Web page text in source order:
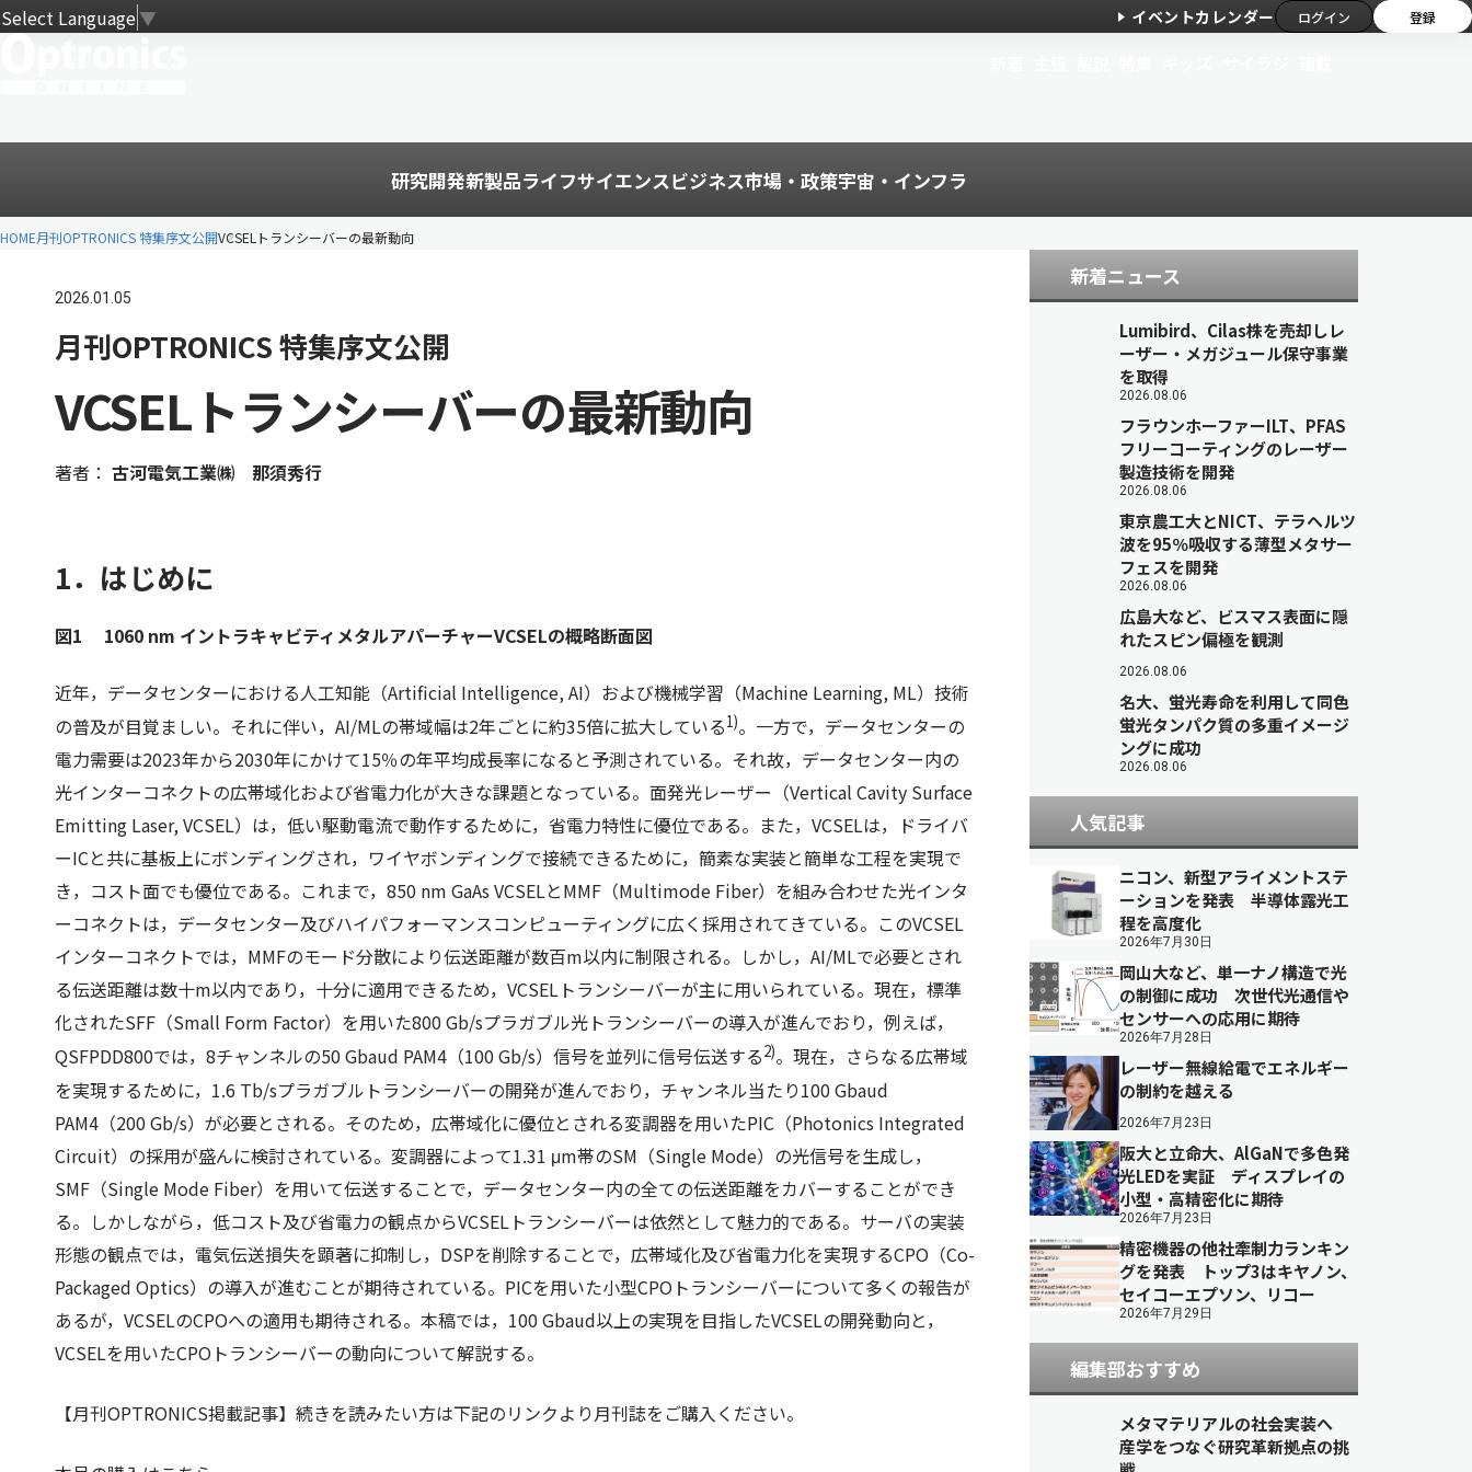
Select Language▼ イベントカレンダー ログイン 登録
研究開発新製品ライフサイエンスビジネス市場・政策宇宙・インフラ
HOME月刊OPTRONICS 特集序文公開VCSELトランシーバーの最新動向
2026.01.05
月刊OPTRONICS 特集序文公開
VCSELトランシーバーの最新動向
著者： 古河電気工業㈱ 那須秀行
1．はじめに
図1 1060 nm イントラキャビティメタルアパーチャーVCSELの概略断面図
近年，データセンターにおける人工知能（Artificial Intelligence, AI）および機械学習（Machine Learning, ML）技術
の普及が目覚ましい。それに伴い，AI/MLの帯域幅は2年ごとに約35倍に拡大している1)。一方で，データセンターの
電力需要は2023年から2030年にかけて15％の年平均成長率になると予測されている。それ故，データセンター内の
光インターコネクトの広帯域化および省電力化が大きな課題となっている。面発光レーザー（Vertical Cavity Surface
Emitting Laser, VCSEL）は，低い駆動電流で動作するために，省電力特性に優位である。また，VCSELは，ドライバ
ーICと共に基板上にボンディングされ，ワイヤボンディングで接続できるために，簡素な実装と簡単な工程を実現で
き，コスト面でも優位である。これまで，850 nm GaAs VCSELとMMF（Multimode Fiber）を組み合わせた光インタ
ーコネクトは，データセンター及びハイパフォーマンスコンピューティングに広く採用されてきている。このVCSEL
インターコネクトでは，MMFのモード分散により伝送距離が数百m以内に制限される。しかし，AI/MLで必要とされ
る伝送距離は数十m以内であり，十分に適用できるため，VCSELトランシーバーが主に用いられている。現在，標準
化されたSFF（Small Form Factor）を用いた800 Gb/sプラガブル光トランシーバーの導入が進んでおり，例えば，
QSFPDD800では，8チャンネルの50 Gbaud PAM4（100 Gb/s）信号を並列に信号伝送する2)。現在，さらなる広帯域
を実現するために，1.6 Tb/sプラガブルトランシーバーの開発が進んでおり，チャンネル当たり100 Gbaud
PAM4（200 Gb/s）が必要とされる。そのため，広帯域化に優位とされる変調器を用いたPIC（Photonics Integrated
Circuit）の採用が盛んに検討されている。変調器によって1.31 μm帯のSM（Single Mode）の光信号を生成し，
SMF（Single Mode Fiber）を用いて伝送することで，データセンター内の全ての伝送距離をカバーすることができ
る。しかしながら，低コスト及び省電力の観点からVCSELトランシーバーは依然として魅力的である。サーバの実装
形態の観点では，電気伝送損失を顕著に抑制し，DSPを削除することで，広帯域化及び省電力化を実現するCPO（Co-
Packaged Optics）の導入が進むことが期待されている。PICを用いた小型CPOトランシーバーについて多くの報告が
あるが，VCSELのCPOへの適用も期待される。本稿では，100 Gbaud以上の実現を目指したVCSELの開発動向と，
VCSELを用いたCPOトランシーバーの動向について解説する。
【月刊OPTRONICS掲載記事】続きを読みたい方は下記のリンクより月刊誌をご購入ください。
新着ニュース
Lumibird、Cilas株を売却しレ
ーザー・メガジュール保守事業
を取得
2026.08.06
フラウンホーファーILT、PFAS
フリーコーティングのレーザー
製造技術を開発
2026.08.06
東京農工大とNICT、テラヘルツ
波を95％吸収する薄型メタサー
フェスを開発
2026.08.06
広島大など、ビスマス表面に隠
れたスピン偏極を観測
2026.08.06
名大、蛍光寿命を利用して同色
蛍光タンパク質の多重イメージ
ングに成功
2026.08.06
人気記事
ニコン、新型アライメントステ
ーションを発表 半導体露光工
程を高度化
2026年7月30日
岡山大など、単一ナノ構造で光
の制御に成功 次世代光通信や
センサーへの応用に期待
2026年7月28日
レーザー無線給電でエネルギー
の制約を越える
2026年7月23日
阪大と立命大、AlGaNで多色発
光LEDを実証 ディスプレイの
小型・高精密化に期待
2026年7月23日
精密機器の他社牽制力ランキン
グを発表 トップ3はキヤノン、
セイコーエプソン、リコー
2026年7月29日
編集部おすすめ
メタマテリアルの社会実装へ
産学をつなぐ研究革新拠点の挑